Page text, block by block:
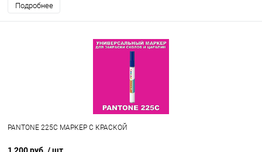
Подробнее
PANTONE 225C МАРКЕР С КРАСКОЙ